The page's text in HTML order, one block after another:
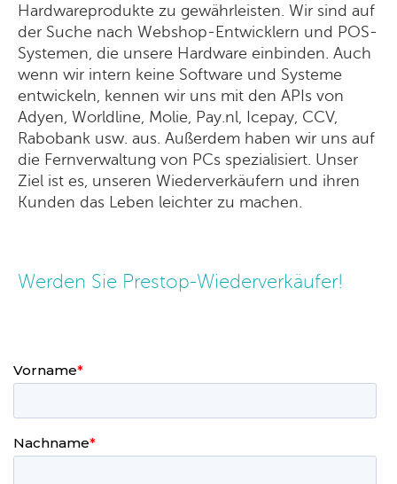
Hardwareprodukte zu gewährleisten. Wir sind auf
der Suche nach Webshop-Entwicklern und POS-
Systemen, die unsere Hardware einbinden. Auch
wenn wir intern keine Software und Systeme
entwickeln, kennen wir uns mit den APIs von
Adyen, Worldline, Molie, Pay.nl, Icepay, CCV,
Rabobank usw. aus. Außerdem haben wir uns auf
die Fernverwaltung von PCs spezialisiert. Unser
Ziel ist es, unseren Wiederverkäufern und ihren
Kunden das Leben leichter zu machen.
Werden Sie Prestop-Wiederverkäufer!